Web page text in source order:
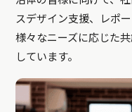
スデザイン支援、レポ
様々なニーズに応じた
しています。